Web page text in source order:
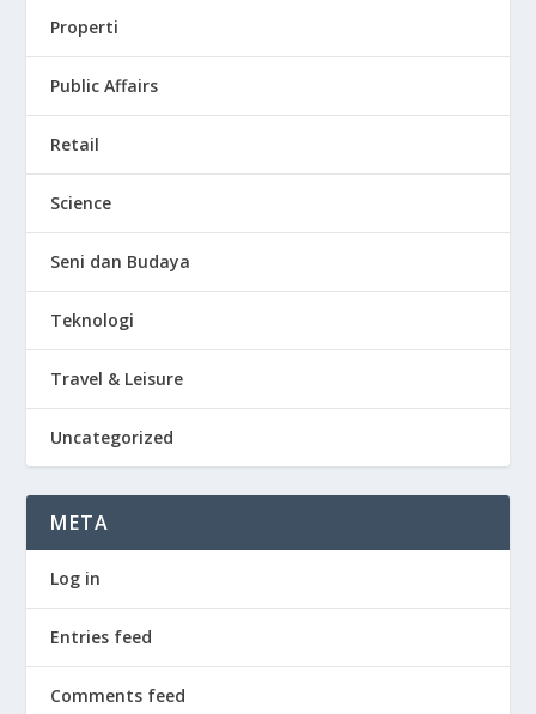
Properti
Public Affairs
Retail
Science
Seni dan Budaya
Teknologi
Travel & Leisure
Uncategorized
META
Log in
Entries feed
Comments feed